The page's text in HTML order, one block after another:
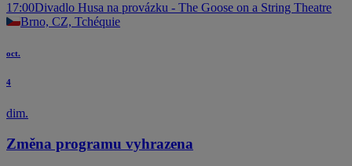
17:00Divadlo Husa na provázku - The Goose on a String Theatre
Brno, CZ, Tchéquie
oct.
4
dim.
Změna programu vyhrazena